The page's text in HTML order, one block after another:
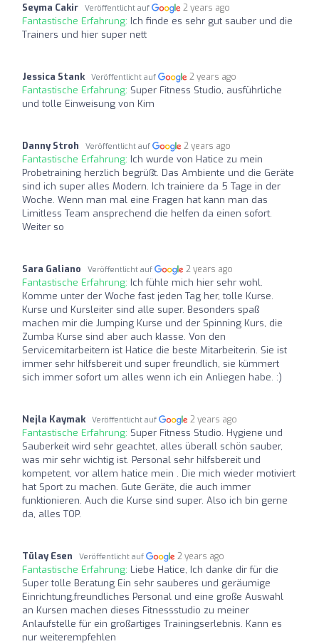
Seyma Cakir Veröffentlicht auf 2 years ago
Fantastische Erfahrung: Ich finde es sehr gut sauber und die
Trainers und hier super nett
Jessica Stank Veröffentlicht auf 2 years ago
Fantastische Erfahrung: Super Fitness Studio, ausführliche
und tolle Einweisung von Kim
Danny Stroh Veröffentlicht auf 2 years ago
Fantastische Erfahrung: Ich wurde von Hatice zu mein
Probetraining herzlich begrüßt. Das Ambiente und die Geräte
sind ich super alles Modern. Ich trainiere da 5 Tage in der
Woche. Wenn man mal eine Fragen hat kann man das
Limitless Team ansprechend die helfen da einen sofort.
Weiter so
Sara Galiano Veröffentlicht auf 2 years ago
Fantastische Erfahrung: Ich fühle mich hier sehr wohl.
Komme unter der Woche fast jeden Tag her, tolle Kurse.
Kurse und Kursleiter sind alle super. Besonders spaß
machen mir die Jumping Kurse und der Spinning Kurs, die
Zumba Kurse sind aber auch klasse. Von den
Servicemitarbeitern ist Hatice die beste Mitarbeiterin. Sie ist
immer sehr hilfsbereit und super freundlich, sie kümmert
sich immer sofort um alles wenn ich ein Anliegen habe. :)
Nejla Kaymak Veröffentlicht auf 2 years ago
Fantastische Erfahrung: Super Fitness Studio. Hygiene und
Sauberkeit wird sehr geachtet, alles überall schön sauber,
was mir sehr wichtig ist. Personal sehr hilfsbereit und
kompetent, vor allem hatice mein . Die mich wieder motiviert
hat Sport zu machen. Gute Geräte, die auch immer
funktionieren. Auch die Kurse sind super. Also ich bin gerne
da, alles TOP.
Tülay Esen Veröffentlicht auf 2 years ago
Fantastische Erfahrung: Liebe Hatice, Ich danke dir für die
Super tolle Beratung Ein sehr sauberes und geräumige
Einrichtung,freundliches Personal und eine große Auswahl
an Kursen machen dieses Fitnessstudio zu meiner
Anlaufstelle für ein großartiges Trainingserlebnis. Kann es
nur weiterempfehlen